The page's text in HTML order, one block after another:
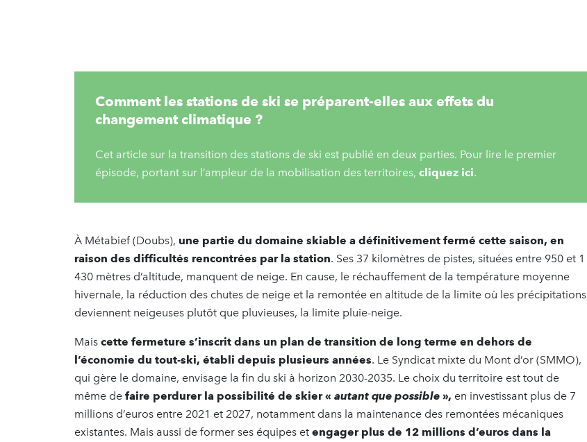
Comment les stations de ski se préparent-elles aux effets du
changement climatique ?
Cet article sur la transition des stations de ski est publié en deux parties. Pour lire le premier
épisode, portant sur l’ampleur de la mobilisation des territoires, cliquez ici.
À Métabief (Doubs), une partie du domaine skiable a définitivement fermé cette saison, en
raison des difficultés rencontrées par la station. Ses 37 kilomètres de pistes, situées entre 950 et 1
430 mètres d’altitude, manquent de neige. En cause, le réchauffement de la température moyenne
hivernale, la réduction des chutes de neige et la remontée en altitude de la limite où les précipitations
deviennent neigeuses plutôt que pluvieuses, la limite pluie-neige.
Mais cette fermeture s’inscrit dans un plan de transition de long terme en dehors de
l’économie du tout-ski, établi depuis plusieurs années. Le Syndicat mixte du Mont d’or (SMMO),
qui gère le domaine, envisage la fin du ski à horizon 2030-2035. Le choix du territoire est tout de
même de faire perdurer la possibilité de skier « autant que possible », en investissant plus de 7
millions d’euros entre 2021 et 2027, notamment dans la maintenance des remontées mécaniques
existantes. Mais aussi de former ses équipes et engager plus de 12 millions d’euros dans la